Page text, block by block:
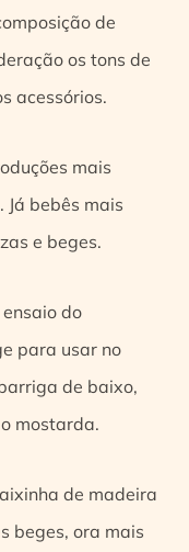
de
os tons de
acessórios.
mais
Já bebês mais
e beges.
do
para usar no
de baixo,
mostarda.
de madeira
beges, ora mais